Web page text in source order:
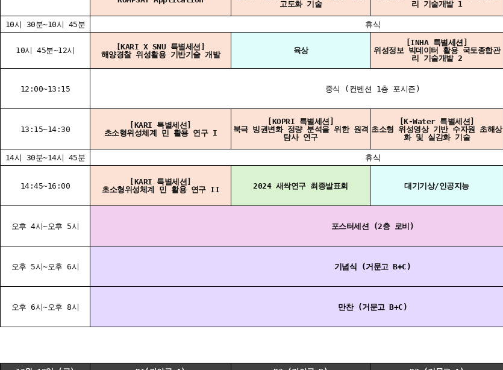
고도화 기술
리 기술개발 1
10시 30분~10시 45분 휴식
10시 45분~12시
[KARI X SNU 특별세션]
해양경찰 위성활용 기반기술 개발
육상
[INHA 특별세션]
위성정보 빅데이터 활용 국토종합관
리 기술개발 2
12:00~13:15 중식 (컨벤션 1층 포시즌)
13:15~14:30
[KARI 특별세션]
초소형위성체계 민 활용 연구 I
[KOPRI 특별세션]
북극 빙권변화 정량 분석을 위한 원격
탐사 연구
[K-Water 특별세션]
초소형 위성영상 기반 수자원 초해상
화 및 실감화 기술
14시 30분~14시 45분 휴식
14:45~16:00
[KARI 특별세션]
초소형위성체계 민 활용 연구 II
2024 새싹연구 최종발표회 대기기상/인공지능
오후 4시~오후 5시 포스터세션 (2층 로비)
오후 5시~오후 6시 기념식 (거문고 B+C)
오후 6시~오후 8시 만찬 (거문고 B+C)